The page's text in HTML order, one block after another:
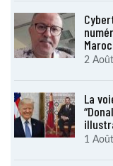
2
La
1